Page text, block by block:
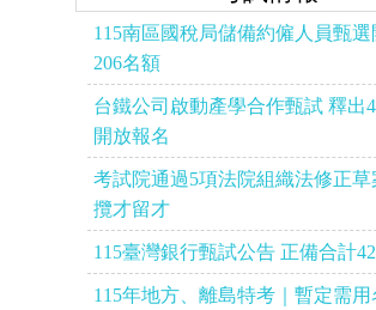
115南區國稅局儲備約僱人員甄選
206名額
台鐵公司啟動產學合作甄試 釋出
開放報名
考試院通過5項法院組織法修正
攬才留才
115臺灣銀行甄試公告 正備合計
115年地方、離島特考｜暫定需用